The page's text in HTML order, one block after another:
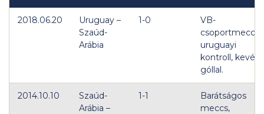
2018.06.20
Uruguay –
Szaúd-
Arábia
1-0
VB-
csoportmeccs,
uruguayi
kontroll, kevés
góllal.
2014.10.10
Szaúd-
Arábia –
1-1
Barátságos
meccs,